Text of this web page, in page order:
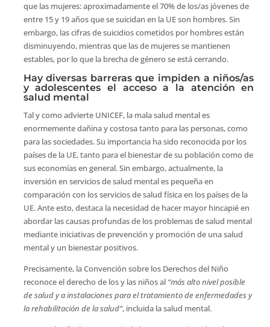
que las mujeres: aproximadamente el 70% de los/as jóvenes de
entre 15 y 19 años que se suicidan en la UE son hombres. Sin
embargo, las cifras de suicidios cometidos por hombres están
disminuyendo, mientras que las de mujeres se mantienen
estables, por lo que la brecha de género se está cerrando.
Hay diversas barreras que impiden a niños/as
y adolescentes el acceso a la atención en
salud mental
Tal y como advierte UNICEF, la mala salud mental es
enormemente dañina y costosa tanto para las personas, como
para las sociedades. Su importancia ha sido reconocida por los
países de la UE, tanto para el bienestar de su población como de
sus economías en general. Sin embargo, actualmente, la
inversión en servicios de salud mental es pequeña en
comparación con los servicios de salud física en los países de la
UE. Ante esto, destaca la necesidad de hacer mayor hincapié en
abordar las causas profundas de los problemas de salud mental
mediante iniciativas de prevención y promoción de una salud
mental y un bienestar positivos.
Precisamente, la Convención sobre los Derechos del Niño
reconoce el derecho de los y las niños al “más alto nivel posible
de salud y a instalaciones para el tratamiento de enfermedades y
la rehabilitación de la salud”, incluida la salud mental.